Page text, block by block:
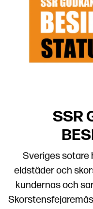
SSR
Sveriges sotare
eldstäder och
kundernas och